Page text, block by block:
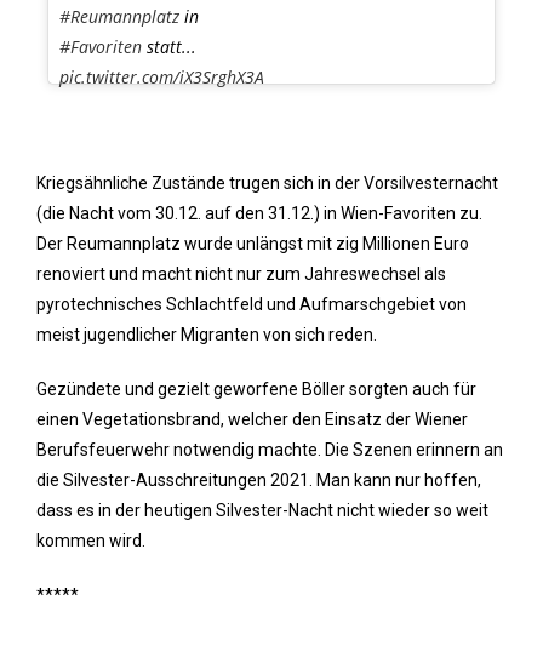
#Reumannplatz in
#Favoriten statt...
pic.twitter.com/iX3SrghX3A
Kriegsähnliche Zustände trugen sich in der Vorsilvesternacht
(die Nacht vom 30.12. auf den 31.12.) in Wien-Favoriten zu.
Der Reumannplatz wurde unlängst mit zig Millionen Euro
renoviert und macht nicht nur zum Jahreswechsel als
pyrotechnisches Schlachtfeld und Aufmarschgebiet von
meist jugendlicher Migranten von sich reden.
Gezündete und gezielt geworfene Böller sorgten auch für
einen Vegetationsbrand, welcher den Einsatz der Wiener
Berufsfeuerwehr notwendig machte. Die Szenen erinnern an
die Silvester-Ausschreitungen 2021. Man kann nur hoffen,
dass es in der heutigen Silvester-Nacht nicht wieder so weit
kommen wird.
*****